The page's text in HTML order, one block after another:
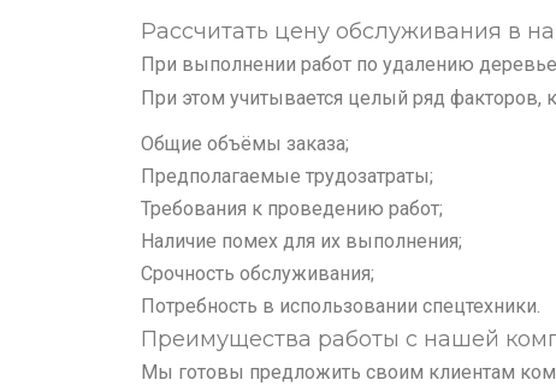
Рассчитать цену обслуживания в
При выполнении работ по удалению
При этом учитывается целый ряд факторов,
Общие объёмы заказа;
Предполагаемые трудозатраты;
Требования к проведению работ;
Наличие помех для их выполнения;
Срочность обслуживания;
Потребность в использовании спецтехники.
Преимущества работы с нашей
Мы готовы предложить своим клиентам